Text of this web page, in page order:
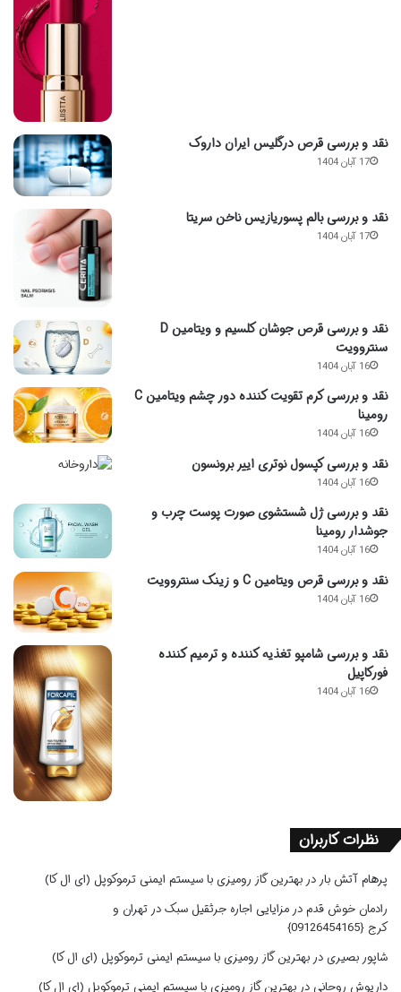
نقد و بررسی قرص درگلیس ایران داروک
17 آبان 1404
نقد و بررسی بالم پسوریازیس ناخن سریتا
17 آبان 1404
نقد و بررسی قرص جوشان کلسیم و ویتامین D
سنتروویت
16 آبان 1404
نقد و بررسی کرم تقویت کننده دور چشم ویتامین C
رومینا
16 آبان 1404
نقد و بررسی کپسول نوتری اییر برونسون
16 آبان 1404
نقد و بررسی ژل شستشوی صورت پوست چرب و
جوشدار رومینا
16 آبان 1404
نقد و بررسی قرص ویتامین C و زینک سنتروویت
16 آبان 1404
نقد و بررسی شامپو تغذیه کننده و ترمیم کننده
فورکاپیل
16 آبان 1404
نظرات کاربران
پرهام آتش بار در بهترین گاز رومیزی با سیستم ایمنی ترموکوپل (ای ال کا)
رادمان خوش قدمدر مزایایی اجاره جرثقیل سبک در تهران و
کرج {09126454165}
شاپور بصیریدر بهترین گاز رومیزی با سیستم ایمنی ترموکوپل (ای ال کا)
داریوش روحانی در بهترین گاز رومیزی با سیستم ایمنی ترموکوپل (ای ال کا)